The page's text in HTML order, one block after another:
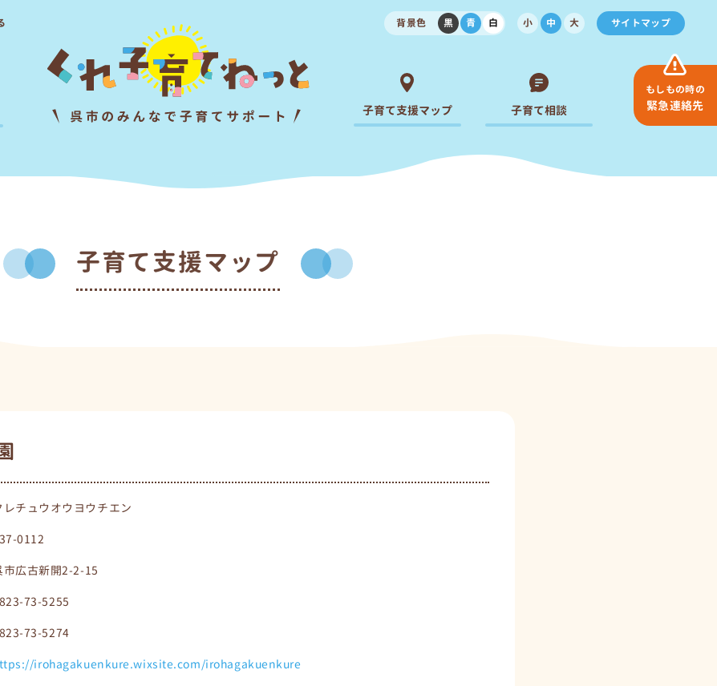
背景色 黒 青 白 小 中 大 サイトマップ
子育て支援マップ 子育て相談
もしもの時の
緊急連絡先
子育て支援マップ
レチュウオウヨウチエン
0112
市広古新開2-2-15
73-5255
73-5274
irohagakuenkure.wixsite.com/irohagakuenkure